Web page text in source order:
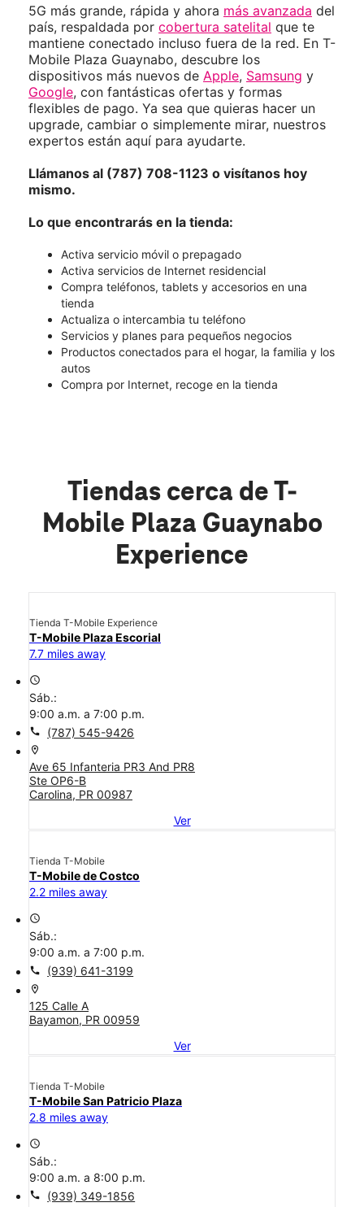
5G más grande, rápida y ahora más avanzada del
país, respaldada por cobertura satelital que te
mantiene conectado incluso fuera de la red. En T-
Mobile Plaza Guaynabo, descubre los
dispositivos más nuevos de Apple, Samsung y
Google, con fantásticas ofertas y formas
flexibles de pago. Ya sea que quieras hacer un
upgrade, cambiar o simplemente mirar, nuestros
expertos están aquí para ayudarte.
Llámanos al (787) 708-1123 o visítanos hoy
mismo.
Lo que encontrarás en la tienda:
Activa servicio móvil o prepagado
Activa servicios de Internet residencial
Compra teléfonos, tablets y accesorios en una
tienda
Actualiza o intercambia tu teléfono
Servicios y planes para pequeños negocios
Productos conectados para el hogar, la familia y los
autos
Compra por Internet, recoge en la tienda
Tiendas cerca de T-
Mobile Plaza Guaynabo
Experience
Tienda T-Mobile Experience
T-Mobile Plaza Escorial
7.7 miles away
access_time
Sáb.:
9:00 a.m. a 7:00 p.m.
call (787) 545-9426
location_on
Ave 65 Infanteria PR3 And PR8
Ste OP6-B
Carolina, PR 00987
Ver
Tienda T-Mobile
T-Mobile de Costco
2.2 miles away
access_time
Sáb.:
9:00 a.m. a 7:00 p.m.
call (939) 641-3199
location_on
125 Calle A
Bayamon, PR 00959
Ver
Tienda T-Mobile
T-Mobile San Patricio Plaza
2.8 miles away
access_time
Sáb.:
9:00 a.m. a 8:00 p.m.
call (939) 349-1856